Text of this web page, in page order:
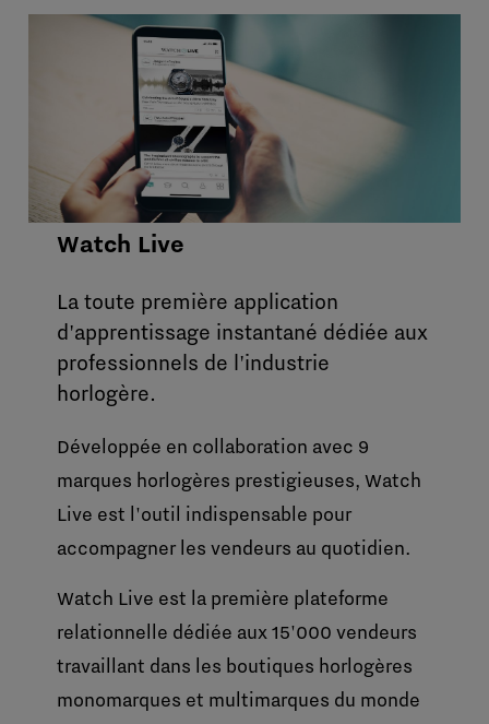
Watch Live
La toute première application
d'apprentissage instantané dédiée aux
professionnels de l'industrie
horlogère.
Développée en collaboration avec 9
marques horlogères prestigieuses, Watch
Live est l'outil indispensable pour
accompagner les vendeurs au quotidien.
Watch Live est la première plateforme
relationnelle dédiée aux 15'000 vendeurs
travaillant dans les boutiques horlogères
monomarques et multimarques du monde